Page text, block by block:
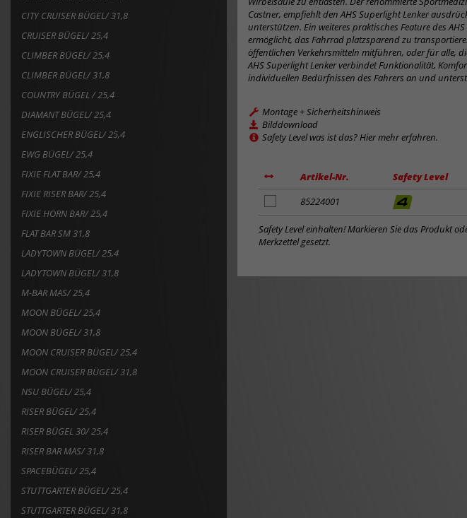
CITY CRUISER BÜGEL/ 31,8
CRUISER BÜGEL/ 25,4
CLIMBER BÜGEL/ 25,4
CLIMBER BÜGEL/ 31,8
COUNTRY BÜGEL / 25,4
DIAMANT BÜGEL/ 25,4
ENGLISCHER BÜGEL/ 25,4
EWG BÜGEL/ 25,4
FIXIE FLAT BAR/ 25,4
FIXIE RISER BAR/ 25,4
FIXIE HORN BAR/ 25,4
FLAT BAR SM 31,8
LADYTOWN BÜGEL/ 25,4
LADYTOWN BÜGEL/ 31,8
M-BAR MAS/ 25,4
MOON BÜGEL/ 25,4
MOON BÜGEL/ 31,8
MOON CRUISER BÜGEL/ 25,4
MOON CRUISER BÜGEL/ 31,8
NSU BÜGEL/ 25,4
RISER BÜGEL/ 25,4
RISER BÜGEL 30/ 25,4
RISER BAR MAS/ 31,8
SPACEBÜGEL/ 25,4
STUTTGARTER BÜGEL/ 25,4
STUTTGARTER BÜGEL/ 31,8
Castner, empfiehlt den AHS Superlight Lenker
unterstützen. Ein weiteres praktisches Feature des
ermöglicht, das Fahrrad platzsparend zu
öffentlichen Verkehrsmitteln mitführen, oder für alle,
AHS Superlight Lenker verbindet Funktionalität,
individuellen Bedürfnissen des Fahrers an und
Montage + Sicherheitshinweis
Bilddownload
Safety Level was ist das? Hier mehr erfahren.
Artikel-Nr. Safety Level
zum
Merkzettel
hinzufügen
85224001
Safety Level einhalten! Markieren Sie das Produkt
Merkzettel gesetzt.